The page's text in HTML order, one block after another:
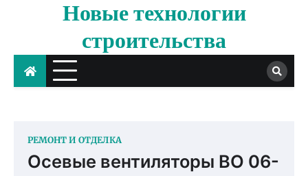
Новые технологии
строительства
РЕМОНТ И ОТДЕЛКА
Осевые вентиляторы ВО 06-